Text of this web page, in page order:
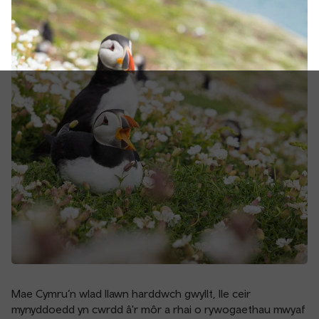
Mae Cymru’n wlad llawn harddwch gwyllt, lle ceir
mynyddoedd yn cwrdd â'r môr a rhai o rywogaethau mwyaf